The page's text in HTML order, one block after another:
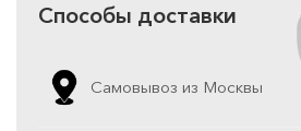
Способы доставки
Самовывоз из Москвы